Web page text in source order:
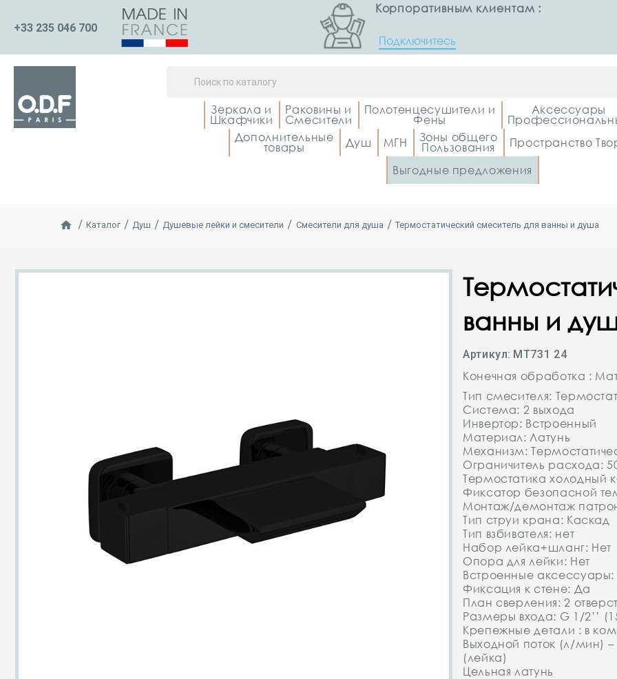
+33 235 046 700
Корпоративным клиентам :
Подключитесь
Зеркала и
Шкафчики
Раковины и
Смесители
Полотенцесушители и
Фены
Аксессуары
Дополнительные
товары Душ МГН Зоны общего
Пользования Пространство
Выгодные предложения
Каталог Душ Душевые лейки и смесители Смесители для душа Термостатический смеситель для ванны и душа
ванны и
Артикул: MT731 24
Конечная обработка :
Тип смесителя:
Система: 2 выхода
Инвертор: Встроенный
Материал: Латунь
Механизм:
Ограничитель расхода:
Термостатика холодный
Фиксатор безопасной
Монтаж/демонтаж
Тип струи крана: Каскад
Тип взбивателя: нет
Набор лейка+шланг: Нет
Опора для лейки: Нет
Встроенные аксессуары:
Фиксация к стене: Да
План сверления: 2
Размеры входа: G 1/2’’
Крепежные детали : в
Выходной поток (л/мин)
(лейка)
Цельная латунь